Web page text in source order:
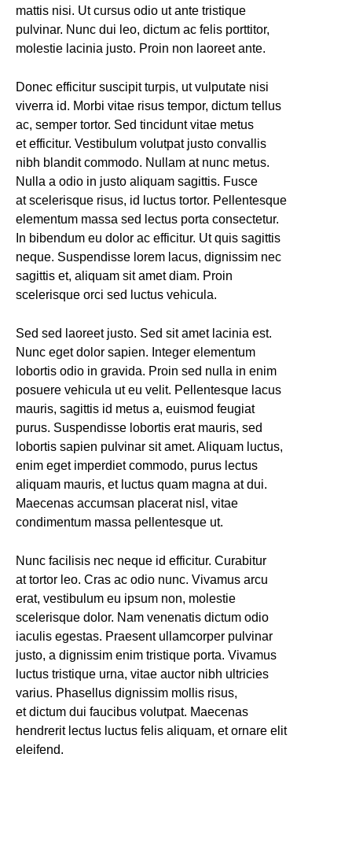
mattis nisi. Ut cursus odio ut ante tristique
pulvinar. Nunc dui leo, dictum ac felis porttitor,
molestie lacinia justo. Proin non laoreet ante.
Donec efficitur suscipit turpis, ut vulputate nisi
viverra id. Morbi vitae risus tempor, dictum tellus
ac, semper tortor. Sed tincidunt vitae metus
et efficitur. Vestibulum volutpat justo convallis
nibh blandit commodo. Nullam at nunc metus.
Nulla a odio in justo aliquam sagittis. Fusce
at scelerisque risus, id luctus tortor. Pellentesque
elementum massa sed lectus porta consectetur.
In bibendum eu dolor ac efficitur. Ut quis sagittis
neque. Suspendisse lorem lacus, dignissim nec
sagittis et, aliquam sit amet diam. Proin
scelerisque orci sed luctus vehicula.
Sed sed laoreet justo. Sed sit amet lacinia est.
Nunc eget dolor sapien. Integer elementum
lobortis odio in gravida. Proin sed nulla in enim
posuere vehicula ut eu velit. Pellentesque lacus
mauris, sagittis id metus a, euismod feugiat
purus. Suspendisse lobortis erat mauris, sed
lobortis sapien pulvinar sit amet. Aliquam luctus,
enim eget imperdiet commodo, purus lectus
aliquam mauris, et luctus quam magna at dui.
Maecenas accumsan placerat nisl, vitae
condimentum massa pellentesque ut.
Nunc facilisis nec neque id efficitur. Curabitur
at tortor leo. Cras ac odio nunc. Vivamus arcu
erat, vestibulum eu ipsum non, molestie
scelerisque dolor. Nam venenatis dictum odio
iaculis egestas. Praesent ullamcorper pulvinar
justo, a dignissim enim tristique porta. Vivamus
luctus tristique urna, vitae auctor nibh ultricies
varius. Phasellus dignissim mollis risus,
et dictum dui faucibus volutpat. Maecenas
hendrerit lectus luctus felis aliquam, et ornare elit
eleifend.